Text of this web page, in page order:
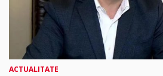
ACTUALITATE